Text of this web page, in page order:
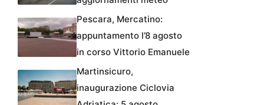
Pescara, Mercatino:
appuntamento l’8 agosto
in corso Vittorio Emanuele
Martinsicuro,
inaugurazione Ciclovia